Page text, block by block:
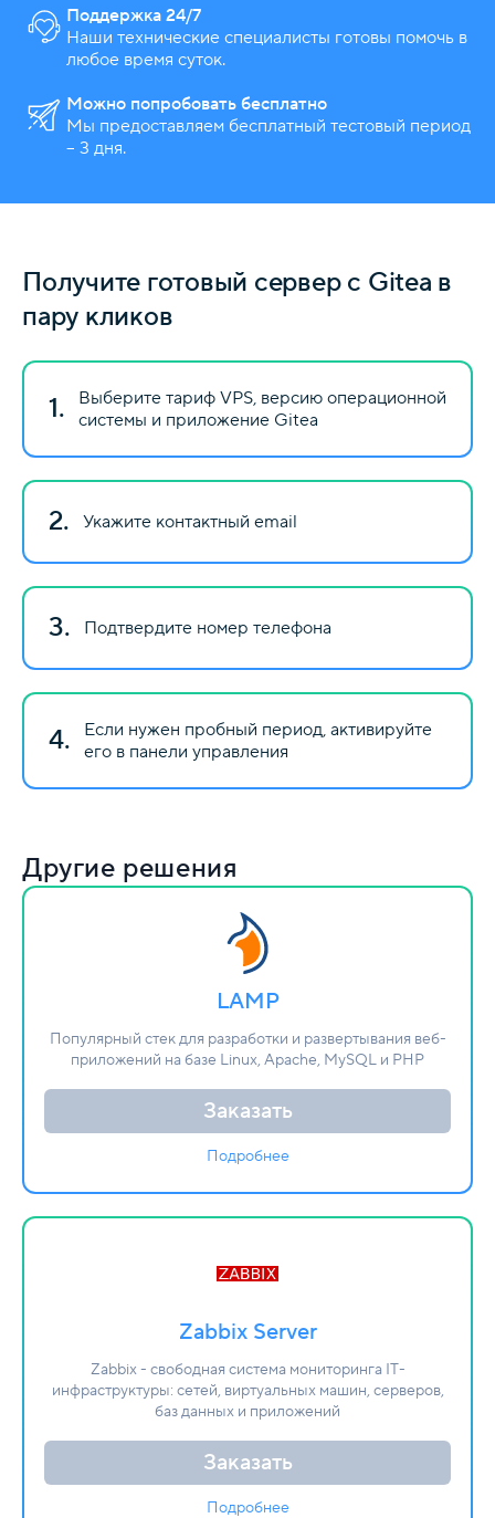
Поддержка 24/7
Наши технические специалисты готовы помочь в
любое время суток.
Можно попробовать бесплатно
Мы предоставляем бесплатный тестовый период
– 3 дня.
Получите готовый сервер с Gitea в
пару кликов
1.
Выберите тариф VPS, версию операционной
системы и приложение Gitea
2. Укажите контактный email
3. Подтвердите номер телефона
4.
Если нужен пробный период, активируйте
его в панели управления
Другие решения
LAMP
Популярный стек для разработки и развертывания веб-
приложений на базе Linux, Apache, MySQL и PHP
Заказать
Подробнее
Zabbix Server
Zabbix - свободная система мониторинга IT-
инфраструктуры: сетей, виртуальных машин, серверов,
баз данных и приложений
Заказать
Подробнее